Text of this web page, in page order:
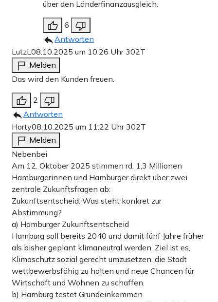
über den Länderfinanzausgleich.
6
Antworten
LutzL 08.10.2025 um 10:26 Uhr302T
Melden
Das wird den Kunden freuen.
2
Antworten
Horty08.10.2025 um 11:22 Uhr302T
Melden
Nebenbei
Am 12. Oktober 2025 stimmen rd. 1,3 Millionen
Hamburgerinnen und Hamburger direkt über zwei
zentrale Zukunftsfragen ab:
Zukunftsentscheid: Was steht konkret zur
Abstimmung?
a) Hamburger Zukunftsentscheid
Hamburg soll bereits 2040 und damit fünf Jahre früher
als bisher geplant klimaneutral werden. Ziel ist es,
Klimaschutz sozial gerecht umzusetzen, die Stadt
wettbewerbsfähig zu halten und neue Chancen für
Wirtschaft und Wohnen zu schaffen.
b) Hamburg testet Grundeinkommen